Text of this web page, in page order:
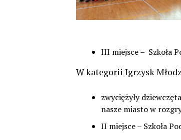
III miejsce – Szkoła
W kategorii Igrzysk
zwyciężyły
nasze miasto w
II miejsce – Szkoła